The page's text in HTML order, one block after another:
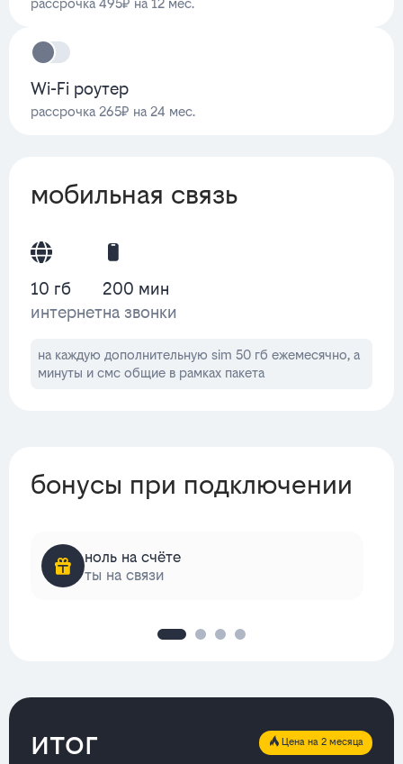
рассрочка 495₽ на 12 мес.
Wi-Fi роутер
рассрочка 265₽ на 24 мес.
мобильная связь
10 гб
интернет
200 мин
на звонки
на каждую дополнительную sim 50 гб ежемесячно, а
минуты и смс общие в рамках пакета
бонусы при подключении
ноль на счёте
ты на связи
итог Цена на 2 месяца